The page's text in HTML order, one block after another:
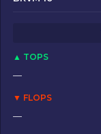
o n
▲ TOPS
—
▼ FLOPS
—